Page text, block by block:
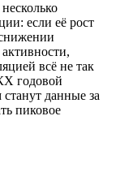
если её рост
всё не так
годовой
данные за
пиковое